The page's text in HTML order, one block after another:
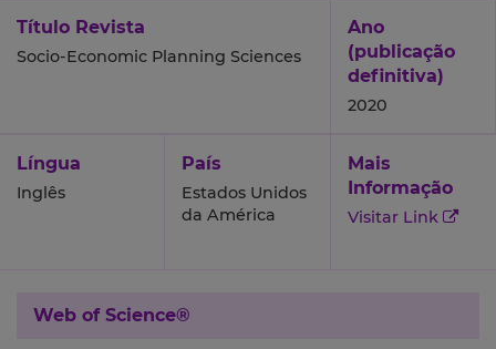
Título Revista
Socio-Economic Planning Sciences
Ano
(publicação
definitiva)
2020
Língua
Inglês
País
Estados Unidos
da América
Mais
Informação
Visitar Link
Web of Science®